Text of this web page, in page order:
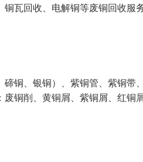
瓦回收、电解铜等废铜回收服
铜、银铜）、紫铜管、紫铜带
铜削、黄铜屑、紫铜屑、红铜